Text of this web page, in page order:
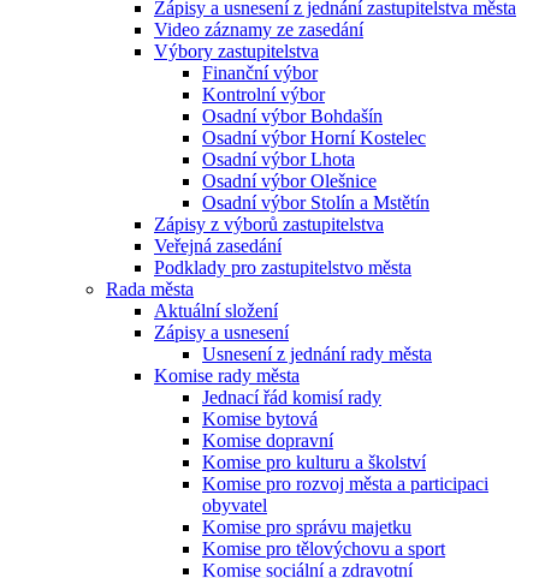
Zápisy a usnesení z jednání zastupitelstva města
Video záznamy ze zasedání
Výbory zastupitelstva
Finanční výbor
Kontrolní výbor
Osadní výbor Bohdašín
Osadní výbor Horní Kostelec
Osadní výbor Lhota
Osadní výbor Olešnice
Osadní výbor Stolín a Mstětín
Zápisy z výborů zastupitelstva
Veřejná zasedání
Podklady pro zastupitelstvo města
Rada města
Aktuální složení
Zápisy a usnesení
Usnesení z jednání rady města
Komise rady města
Jednací řád komisí rady
Komise bytová
Komise dopravní
Komise pro kulturu a školství
Komise pro rozvoj města a participaci
obyvatel
Komise pro správu majetku
Komise pro tělovýchovu a sport
Komise sociální a zdravotní